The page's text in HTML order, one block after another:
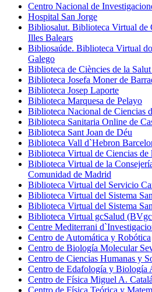
Centro Nacional de
Hospital San Jorge
Bibliosalut. Biblioteca Virtual de
Illes Balears
Bibliosaúde. Biblioteca Virtual
Galego
Biblioteca de Ciències de la
Biblioteca Josefa Moner de
Biblioteca Josep Laporte
Biblioteca Marquesa de Pelayo
Biblioteca Nacional de Ciencias
Biblioteca Sanitaria Online de
Biblioteca Sant Joan de Déu
Biblioteca Vall d`Hebron
Biblioteca Virtual de Ciencias de
Biblioteca Virtual de la
Comunidad de Madrid
Biblioteca Virtual del Servicio
Biblioteca Virtual del Sistema
Biblioteca Virtual del Sistema
Biblioteca Virtual gcSalud
Centre Mediterrani
Centro de Automática y Robótica
Centro de Biología Molecular
Centro de Ciencias Humanas y
Centro de Edafología y Biología
Centro de Física Miguel A.
Centro de Física Teórica y